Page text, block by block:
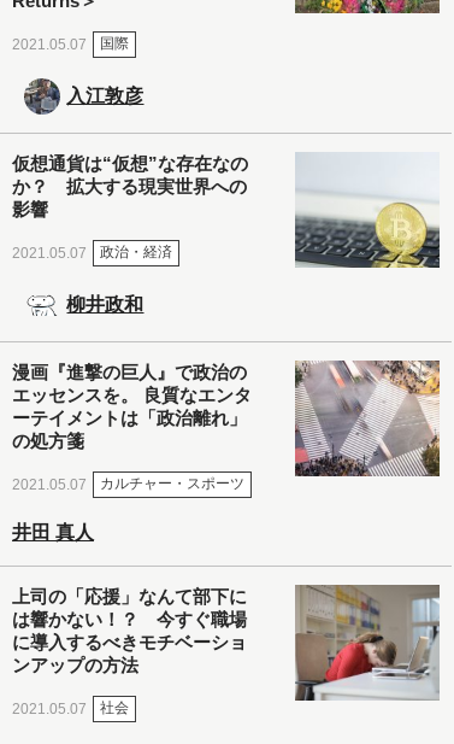
2021.05.07 国際
入江敦彦
仮想通貨は“仮想”な存在なの
か？ 拡大する現実世界への
影響
2021.05.07 政治・経済
柳井政和
漫画『進撃の巨人』で政治の
エッセンスを。 良質なエンタ
ーテイメントは「政治離れ」
の処方箋
2021.05.07 カルチャー・スポーツ
井田 真人
上司の「応援」なんて部下に
は響かない！？ 今すぐ職場
に導入するべきモチベーショ
ンアップの方法
2021.05.07 社会